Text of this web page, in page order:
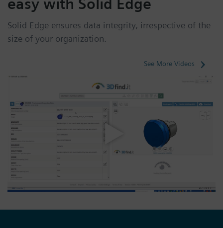
Solid Edge ensures data integrity, irrespective of the
size of your organization.
See More Videos